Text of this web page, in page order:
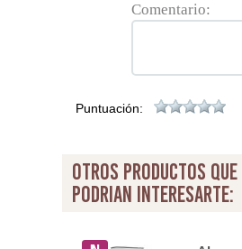
Comentario:
Puntuación:
otros productos que
podrian interesarte: